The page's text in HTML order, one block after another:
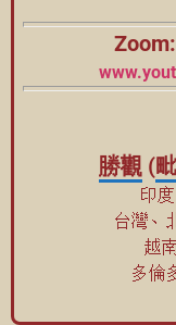
Zoom:
勝觀 (
印
台灣、
越
多倫